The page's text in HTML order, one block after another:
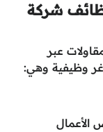
شركة
عبر
وظيفية وهي:
الأعمال